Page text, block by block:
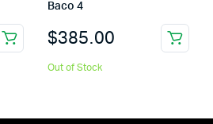
Baco 4
$385.00
Out of Stock